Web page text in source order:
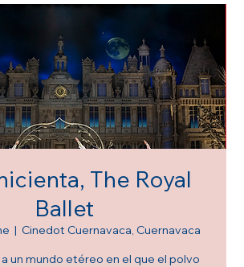
The Royal
Ballet
  |
Cinedot Cuernavaca, Cuernavaca
un mundo etéreo en el que el polvo